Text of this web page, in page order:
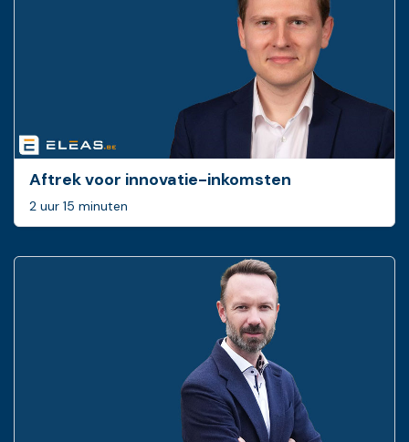
Aftrek voor innovatie-inkomsten
2 uur 15 minuten